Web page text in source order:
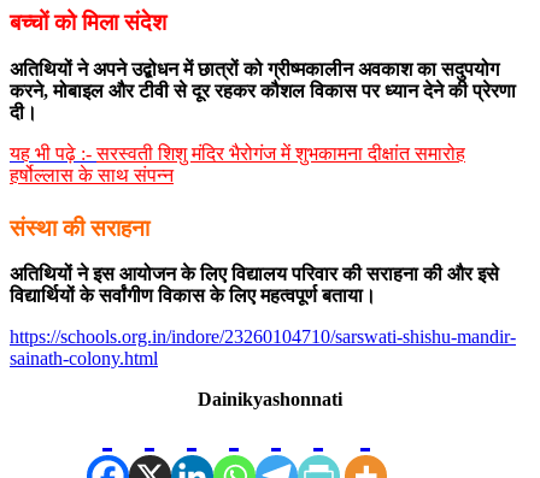
बच्चों को मिला संदेश
अतिथियों ने अपने उद्बोधन में छात्रों को ग्रीष्मकालीन अवकाश का सदुपयोग
करने, मोबाइल और टीवी से दूर रहकर कौशल विकास पर ध्यान देने की प्रेरणा
दी।
यह भी पढ़े :-सरस्वती शिशु मंदिर भैरोगंज में शुभकामना दीक्षांत समारोह
हर्षोल्लास के साथ संपन्न
संस्था की सराहना
अतिथियों ने इस आयोजन के लिए विद्यालय परिवार की सराहना की और इसे
विद्यार्थियों के सर्वांगीण विकास के लिए महत्वपूर्ण बताया।
https://schools.org.in/indore/23260104710/sarswati-shishu-mandir-
sainath-colony.html
Dainikyashonnati